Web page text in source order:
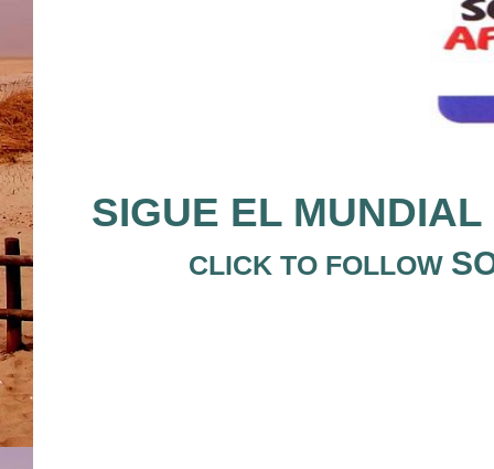
SIGUE EL
CLICK TO FOLLOW S